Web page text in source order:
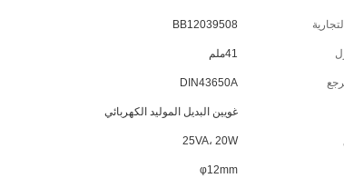
BB12039508
41ملم
DIN43650A
غويين البديل الموليد الكهربائي
25VA، 20W
φ12mm